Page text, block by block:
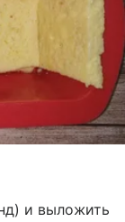
и выложить